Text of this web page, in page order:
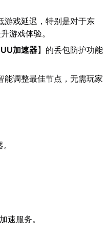
游戏延迟，特别是对于东
游戏体验。
UU加速器】的丢包防护功能
能调整最佳节点，无需玩家
速服务。